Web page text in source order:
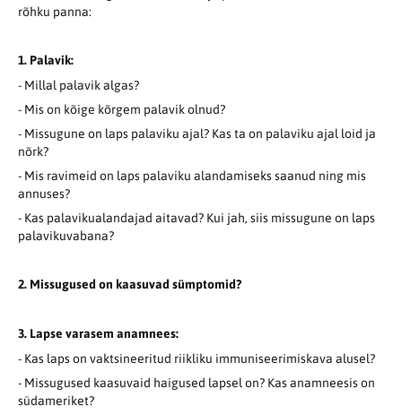
rõhku panna:
1. Palavik:
- Millal palavik algas?
- Mis on kõige kõrgem palavik olnud?
- Missugune on laps palaviku ajal? Kas ta on palaviku ajal loid ja
nõrk?
- Mis ravimeid on laps palaviku alandamiseks saanud ning mis
annuses?
- Kas palavikualandajad aitavad? Kui jah, siis missugune on laps
palavikuvabana?
2. Missugused on kaasuvad sümptomid?
3. Lapse varasem anamnees:
- Kas laps on vaktsineeritud riikliku immuniseerimiskava alusel?
- Missugused kaasuvaid haigused lapsel on? Kas anamneesis on
südameriket?